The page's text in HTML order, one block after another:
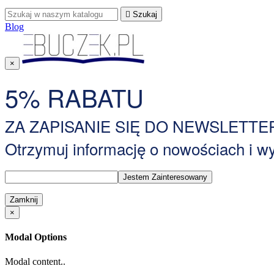
 Szukaj
Blog
×
5% RABATU
ZA ZAPISANIE SIĘ DO
Otrzymuj informację o nowościach i
Zamknij
×
Modal Options
Modal content..